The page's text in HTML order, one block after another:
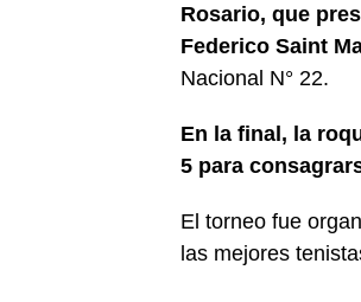
Rosario, que
Federico Saint
Nacional N° 22.
En la final, la
5 para
El torneo fue
las mejores